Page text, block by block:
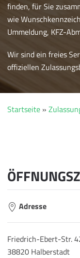
finden, für Sie
wie
Ummeldung, KFZ-
Wir sind ein freies
offiziellen
Startseite »
Adresse
Friedrich-Ebert-Str.
38820 Halberstadt